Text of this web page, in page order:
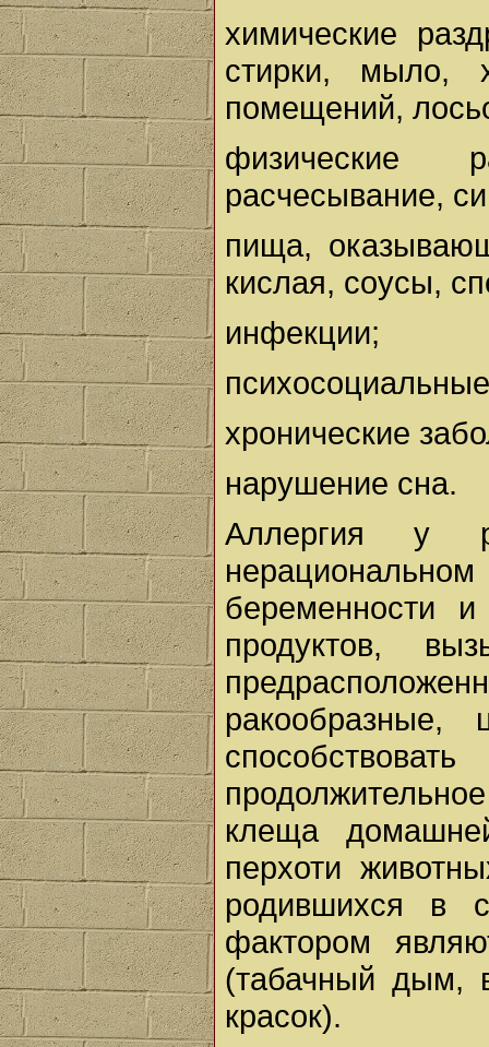
химические
стирки, мыло,
помещений,
физические
расчесывание,
пища,
кислая, соусы,
инфекции;
хронические
нарушение сна.
Аллергия у
беременности
продуктов,
клеща
перхоти
родившихся в
фактором
(табачный дым,
красок).